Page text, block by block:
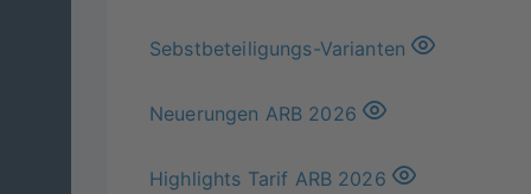
Sebstbeteiligungs-Varianten
Neuerungen ARB 2026
Highlights Tarif ARB 2026